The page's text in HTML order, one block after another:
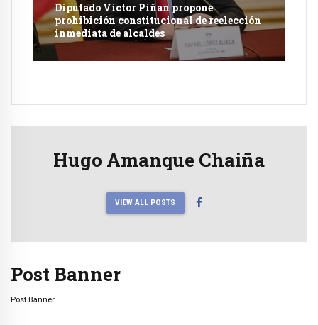
Diputado Victor Piñan propone
prohibición constitucional de reelección
inmediata de alcaldes
Hugo Amanque Chaiña
VIEW ALL POSTS
Post Banner
Post Banner